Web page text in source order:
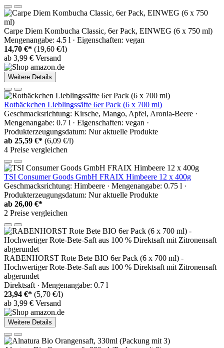
Carpe Diem Kombucha Classic, 6er Pack, EINWEG (6 x 750 ml)
Mengenangabe: 4.5 l · Eigenschaften: vegan
14,70 €* (19,60 €/l)
ab 3,99 € Versand
Weitere Details
Rotbäckchen Lieblingssäfte 6er Pack (6 x 700 ml)
Geschmacksrichtung: Kirsche, Mango, Apfel, Aronia-Beere ·
Mengenangabe: 0.7 l · Eigenschaften: vegan ·
Produkterzeugungsdatum: Nur aktuelle Produkte
ab 25,59 €* (6,09 €/l)
4 Preise vergleichen
TSI Consumer Goods GmbH FRAIX Himbeere 12 x 400g
Geschmacksrichtung: Himbeere · Mengenangabe: 0.75 l ·
Produkterzeugungsdatum: Nur aktuelle Produkte
ab 26,00 €*
2 Preise vergleichen
RABENHORST Rote Bete BIO 6er Pack (6 x 700 ml) -
Hochwertiger Rote-Bete-Saft aus 100 % Direktsaft mit Zitronensaft
abgerundet
Direktsaft · Mengenangabe: 0.7 l
23,94 €* (5,70 €/l)
ab 3,99 € Versand
Weitere Details